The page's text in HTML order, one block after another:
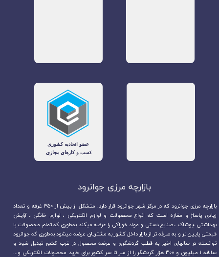
بازارچه مرزی جوانرود​​​​​​​
بازارچه مرزی جوانرود که در مرکز شهر جوانرود قرار دارد. متشکل از بیش از ۳۵۰ غرفه و تعداد
زیادی پاساژ و مغازه است که انواع محصولات و لوازم الکتریکی ، لوازم خانگی ، آرایش
بهداشتی ،پوشاک ، صنایع دستی و مواد خوراکی را عرضه میکند به‌طوری که تمام محصولات با
قیمتی پایین تر و به صرفه تر از بازار داخل کشور به مشتریان عرضه میشود به‌طوری که جوانرود
توانسته در سالهای اخیر به قطب گردشگری و عرضه محصول در غرب کشور تبدیل شود و
سالانه ۱ میلیون و ۳۰۰ هزار گردشگر را از سر تا سر کشور برای خرید محصولات الکتریکی و...